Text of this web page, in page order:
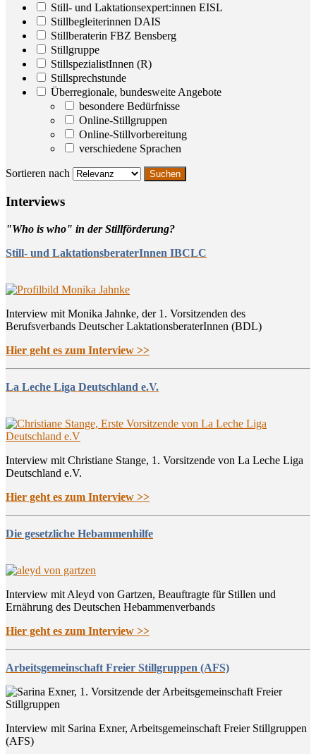
Still- und Laktationsexpert:innen EISL
Stillbegleiterinnen DAIS
Stillberaterin FBZ Bensberg
Stillgruppe
StillspezialistInnen (R)
Stillsprechstunde
Überregionale, bundesweite Angebote
besondere Bedürfnisse
Online-Stillgruppen
Online-Stillvorbereitung
verschiedene Sprachen
Sortieren nach
Inter­views
"Who is who" in der Stillförderung?
Still- und LaktationsberaterInnen IBCLC
Interview mit Monika Jahnke, der 1. Vorsitzenden des
Berufsverbands Deutscher LaktationsberaterInnen (BDL)
Hier geht es zum Interview >>
La Leche Liga Deutschland e.V.
Interview mit Christiane Stange, 1. Vorsitzende von La Leche Liga
Deutschland e.V.
Hier geht es zum Interview >>
Die gesetzliche Hebammenhilfe
Interview mit Aleyd von Gartzen, Beauftragte für Stillen und
Ernährung des Deutschen Hebammenverbands
Hier geht es zum Interview >>
Arbeitsgemeinschaft Freier Stillgruppen (AFS)
Interview mit Sarina Exner, Arbeitsgemeinschaft Freier Stillgruppen
(AFS)